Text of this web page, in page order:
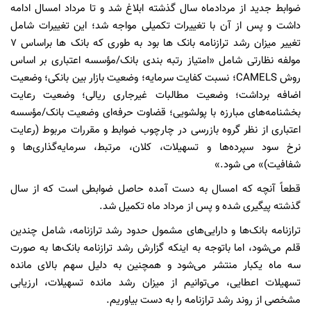
ضوابط جدید از مردادماه سال گذشته ابلاغ شد و تا مرداد امسال ادامه
داشت و پس از آن با تغییرات تکمیلی مواجه شد؛ این تغییرات شامل
تغییر میزان رشد ترازنامه بانک ها بود به طوری که بانک ها براساس 7
مولفه نظارتی شامل «امتیاز رتبه بندی بانک‏/مؤسسه اعتباری بر اساس
روش CAMELS؛ نسبت کفایت سرمایه؛ وضعیت بازار بین بانکی؛ وضعیت
اضافه برداشت؛ وضعیت مطالبات غیرجاری ریالی؛ وضعیت رعایت
بخشنامه‌های مبارزه با پولشویی؛ قضاوت حرفه‌ای وضعیت بانک‏/مؤسسه
اعتباری از نظر گروه بازرسی در چارچوب ضوابط و مقررات مربوط (رعایت
نرخ سود سپرده‌ها و تسهیلات، کلان، مرتبط، سرمایه‌گذاری‌ها و
شفافیت)» می شود.»
قطعاً آنچه که امسال به دست آمده حاصل ضوابطی است که از سال
گذشته پیگیری شده و پس از مرداد ماه تکمیل شد.
ترازنامه بانک‌ها و دارایی‌های مشمول حدود رشد ترازنامه، شامل چندین
قلم می‌شود، اما باتوجه به اینکه گزارش رشد ترازنامه بانک‌ها به صورت
سه ماه یکبار منتشر می‌شود و همچنین به دلیل سهم بالای مانده
تسهیلات اعطایی، می‌توانیم از میزان رشد مانده تسهیلات، ارزیابی
مشخصی از روند رشد ترازنامه را به دست بیاوریم.